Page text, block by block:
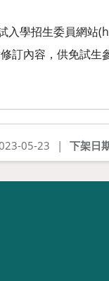
入學招生委員網站
內容，供免試生
下架日
05-23 |